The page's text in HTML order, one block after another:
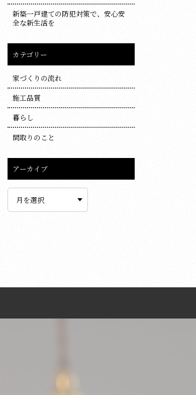
新築一戸建ての防犯対策で、安心安
全な新生活を
カテゴリー
家づくりの流れ
施工品質
暮らし
間取りのこと
アーカイブ
イ